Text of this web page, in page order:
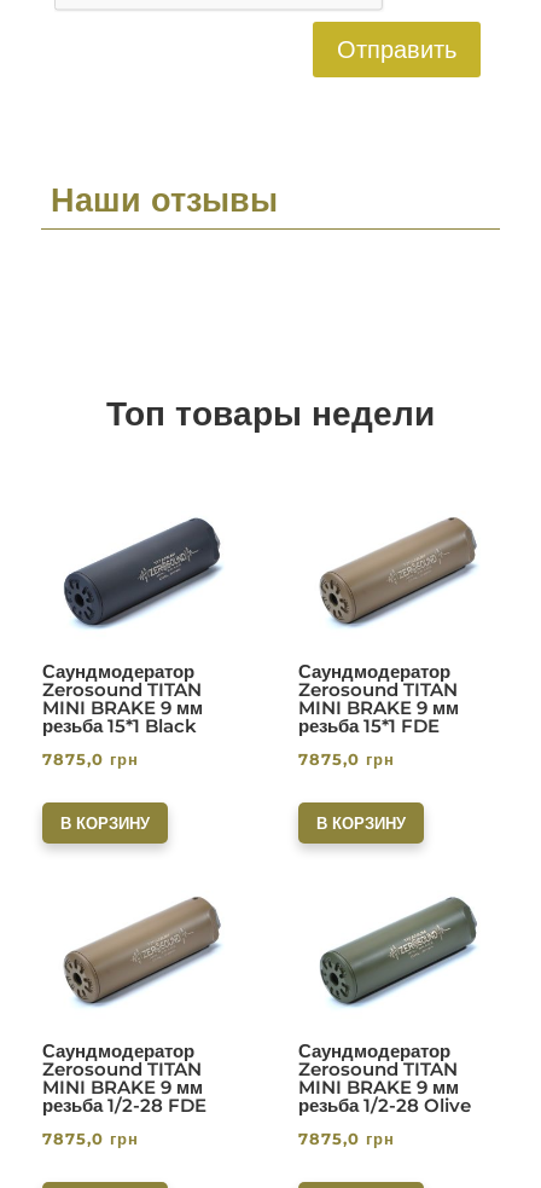
Отправить
Наши отзывы
Топ товары недели
Саундмодератор
Zerosound TITAN
MINI BRAKE 9 мм
резьба 15*1 Black
7875,0 грн
В КОРЗИНУ
Саундмодератор
Zerosound TITAN
MINI BRAKE 9 мм
резьба 15*1 FDE
7875,0 грн
В КОРЗИНУ
Саундмодератор
Zerosound TITAN
MINI BRAKE 9 мм
резьба 1/2-28 FDE
7875,0 грн
Саундмодератор
Zerosound TITAN
MINI BRAKE 9 мм
резьба 1/2-28 Olive
7875,0 грн